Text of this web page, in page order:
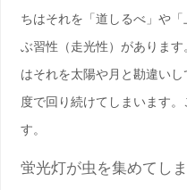
ちはそれを「道しるべ」や
ぶ習性（走光性）がありま
はそれを太陽や月と勘違い
度で回り続けてしまいます
す。
蛍光灯が虫を集めてし